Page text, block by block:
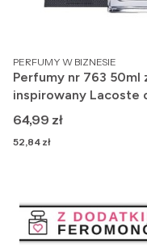
PRODUCENT
PERFUMY W BIZNESIE
Perfumy nr 763 50ml
inspirowany Lacoste
Cena
64,99 zł
Cena
52,84 zł